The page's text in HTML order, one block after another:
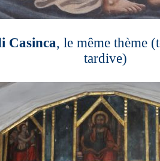
Casinca, le même thème
tardive)